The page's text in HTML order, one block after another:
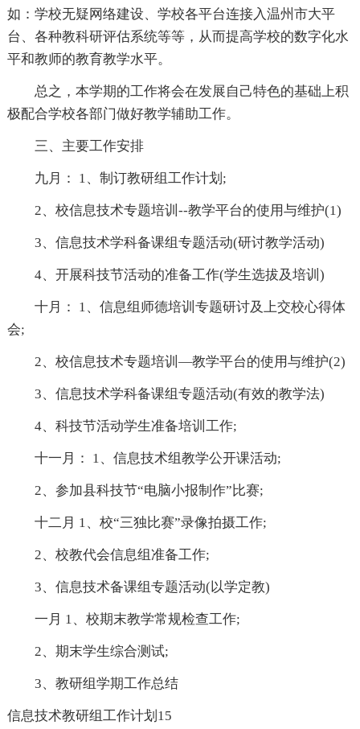
如：学校无疑网络建设、学校各平台连接入温州市大平
台、各种教科研评估系统等等，从而提高学校的数字化水
平和教师的教育教学水平。
总之，本学期的工作将会在发展自己特色的基础上积
极配合学校各部门做好教学辅助工作。
三、主要工作安排
九月： 1、制订教研组工作计划;
2、校信息技术专题培训--教学平台的使用与维护(1)
3、信息技术学科备课组专题活动(研讨教学活动)
4、开展科技节活动的准备工作(学生选拔及培训)
十月： 1、信息组师德培训专题研讨及上交校心得体
会;
2、校信息技术专题培训—教学平台的使用与维护(2)
3、信息技术学科备课组专题活动(有效的教学法)
4、科技节活动学生准备培训工作;
十一月： 1、信息技术组教学公开课活动;
2、参加县科技节“电脑小报制作”比赛;
十二月 1、校“三独比赛”录像拍摄工作;
2、校教代会信息组准备工作;
3、信息技术备课组专题活动(以学定教)
一月 1、校期末教学常规检查工作;
2、期末学生综合测试;
3、教研组学期工作总结
信息技术教研组工作计划15